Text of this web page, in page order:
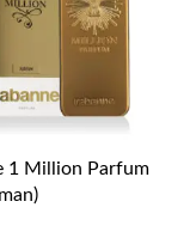
1 Million Parfum